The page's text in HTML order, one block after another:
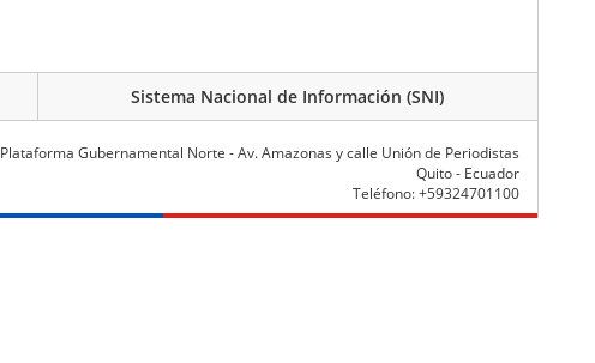
Sistema Nacional de Información (SNI)
Plataforma Gubernamental Norte - Av. Amazonas y calle Unión de Periodistas
Quito - Ecuador
Teléfono: +59324701100